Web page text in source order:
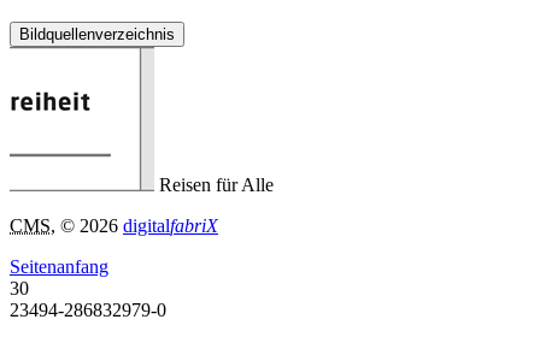
Bildquellenverzeichnis
Reisen für Alle
CMS, © 2026 digitalfabriX
Seitenanfang
30
23494-286832979-0